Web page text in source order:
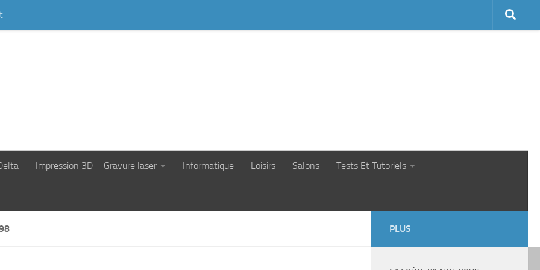
Impression 3D – Gravure laser Informatique Loisirs Salons Tests Et Tutoriels
PLUS